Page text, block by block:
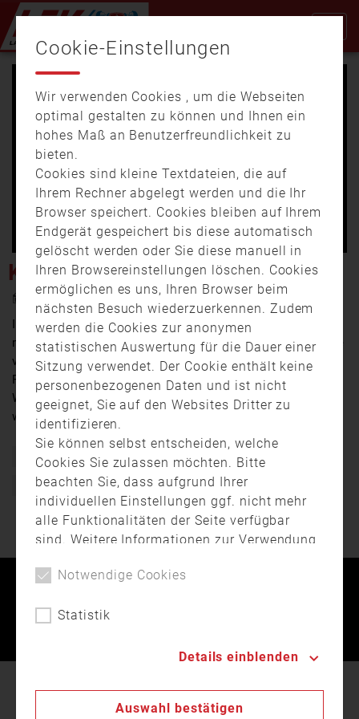
Video
KURZVERSION: MARKUS
23. November 2021 12:53
Im Zuge unserer Kampagne „Helfen ist Trumpf“
möchten wir euch einige ehrenamtliche Feuerwehrleute
vorstellen. Markus ist seit 13 Jahren aktiv in der
Feiwilligen Feuerwehr. Dies wurde ihm bereits in die
Wiege gelegt.
www.helfenisttrumpf.de
Ehrenamt Feuerwehr Freiwillige Feuerwehr
Helfen ist Trumpf
Cookie-Einstellungen
Wir verwenden Cookies , um die Webseiten
optimal gestalten zu können und Ihnen ein
hohes Maß an Benutzerfreundlichkeit zu
bieten.
Cookies sind kleine Textdateien, die auf
Ihrem Rechner abgelegt werden und die Ihr
Browser speichert. Cookies bleiben auf Ihrem
Endgerät gespeichert bis diese automatisch
gelöscht werden oder Sie diese manuell in
Ihren Browsereinstellungen löschen. Cookies
ermöglichen es uns, Ihren Browser beim
nächsten Besuch wiederzuerkennen. Zudem
werden die Cookies zur anonymen
statistischen Auswertung für die Dauer einer
Sitzung verwendet. Der Cookie enthält keine
personenbezogenen Daten und ist nicht
geeignet, Sie auf den Websites Dritter zu
identifizieren.
Sie können selbst entscheiden, welche
Cookies Sie zulassen möchten. Bitte
beachten Sie, dass aufgrund Ihrer
individuellen Einstellungen ggf. nicht mehr
alle Funktionalitäten der Seite verfügbar
sind. Weitere Informationen zur Verwendung
Verarbeitung personenbezogener Daten
Notwendige Cookies
Statistik
Details einblenden
Auswahl bestätigen
Datenschutzerklärung